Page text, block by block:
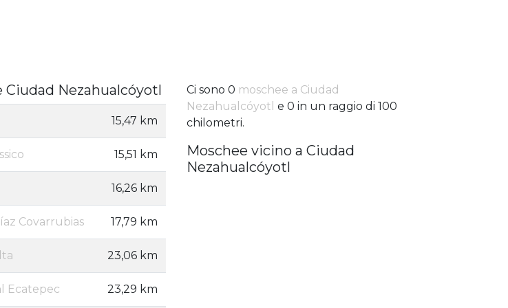
Nezahualcóyotl
15,47 km
15,51 km
16,26 km
Covarrubias 17,79 km
23,06 km
Ecatepec 23,29 km
Ci sono 0 moschee a Ciudad
Nezahualcóyotl e 0 in un raggio di 100
chilometri.
Moschee vicino a Ciudad
Nezahualcóyotl